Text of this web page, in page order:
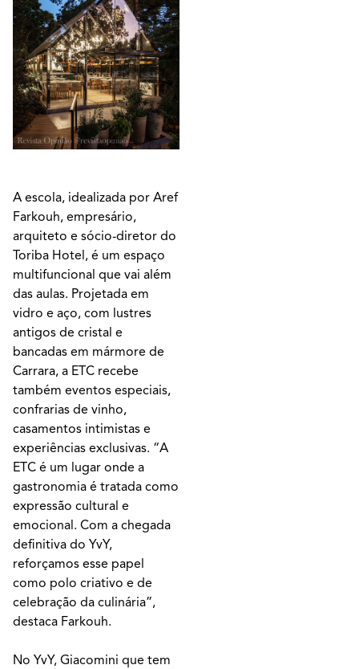
A escola, idealizada por Aref
Farkouh, empresário,
arquiteto e sócio-diretor do
Toriba Hotel, é um espaço
multifuncional que vai além
das aulas. Projetada em
vidro e aço, com lustres
antigos de cristal e
bancadas em mármore de
Carrara, a ETC recebe
também eventos especiais,
confrarias de vinho,
casamentos intimistas e
experiências exclusivas. “A
ETC é um lugar onde a
gastronomia é tratada como
expressão cultural e
emocional. Com a chegada
definitiva do YvY,
reforçamos esse papel
como polo criativo e de
celebração da culinária”,
destaca Farkouh.
No YvY, Giacomini que tem